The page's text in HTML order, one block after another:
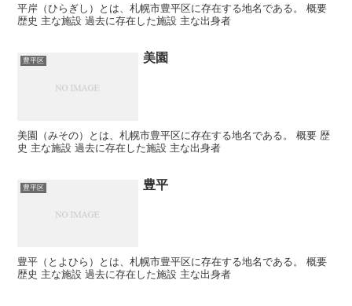
平岸（ひらぎし）とは、札幌市豊平区に存在する地名である。 概要
歴史 主な施設 過去に存在した施設 主な出身者
豊平区 美園
美園（みその）とは、札幌市豊平区に存在する地名である。 概要 歴
史 主な施設 過去に存在した施設 主な出身者
豊平区 豊平
豊平（とよひら）とは、札幌市豊平区に存在する地名である。 概要
歴史 主な施設 過去に存在した施設 主な出身者